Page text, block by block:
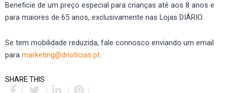
Beneficie de um preço especial para crianças até aos 8 anos e
para maiores de 65 anos, exclusivamente nas Lojas DIÁRIO.
Se tem mobilidade reduzida, fale connosco enviando um email
para marketing@dnoticias.pt.
SHARE THIS